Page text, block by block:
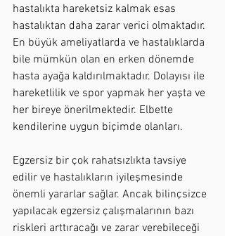
hastalıkta hareketsiz kalmak esas
hastalıktan daha zarar verici olmaktadır.
En büyük ameliyatlarda ve hastalıklarda
bile mümkün olan en erken dönemde
hasta ayağa kaldırılmaktadır. Dolayısı ile
hareketlilik ve spor yapmak her yaşta ve
her bireye önerilmektedir. Elbette
kendilerine uygun biçimde olanları.
Egzersiz bir çok rahatsızlıkta tavsiye
edilir ve hastalıkların iyileşmesinde
önemli yararlar sağlar. Ancak bilinçsizce
yapılacak egzersiz çalışmalarının bazı
riskleri arttıracağı ve zarar verebileceği